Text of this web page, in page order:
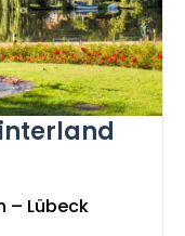
– Lübeck